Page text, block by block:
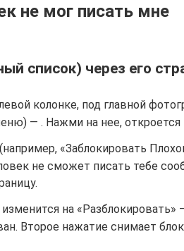
не мог писать мне
список) через его
колонке, под главной
— . Нажми на нее,
(например, «Заблокировать
не сможет писать тебе
на «Разблокировать»
Второе нажатие снимает